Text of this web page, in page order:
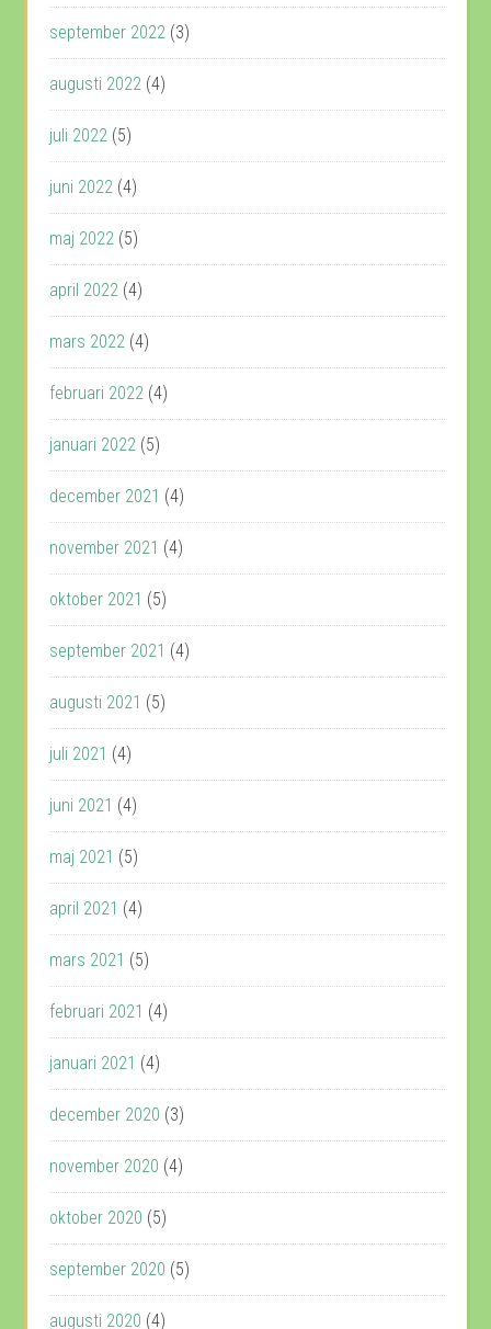
september 2022 (3)
augusti 2022 (4)
juli 2022 (5)
juni 2022 (4)
maj 2022 (5)
april 2022 (4)
mars 2022 (4)
februari 2022 (4)
januari 2022 (5)
december 2021 (4)
november 2021 (4)
oktober 2021 (5)
september 2021 (4)
augusti 2021 (5)
juli 2021 (4)
juni 2021 (4)
maj 2021 (5)
april 2021 (4)
mars 2021 (5)
februari 2021 (4)
januari 2021 (4)
december 2020 (3)
november 2020 (4)
oktober 2020 (5)
september 2020 (5)
augusti 2020 (4)